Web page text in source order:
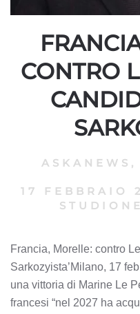
CONTRO
ASKANEWS ,
17 FEBBRAIO
Francia, Morelle: contro
Sarkozyista’Milano, 17
una vittoria di Marine Le
francesi “nel 2027 ha